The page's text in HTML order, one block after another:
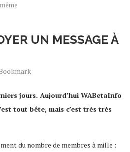
UN MESSAGE À
jours. Aujourd’hui WABetaInfo
tout bête, mais c’est très très
du nombre de membres à mille :